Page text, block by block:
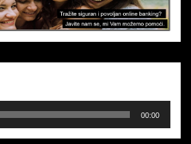
00:00